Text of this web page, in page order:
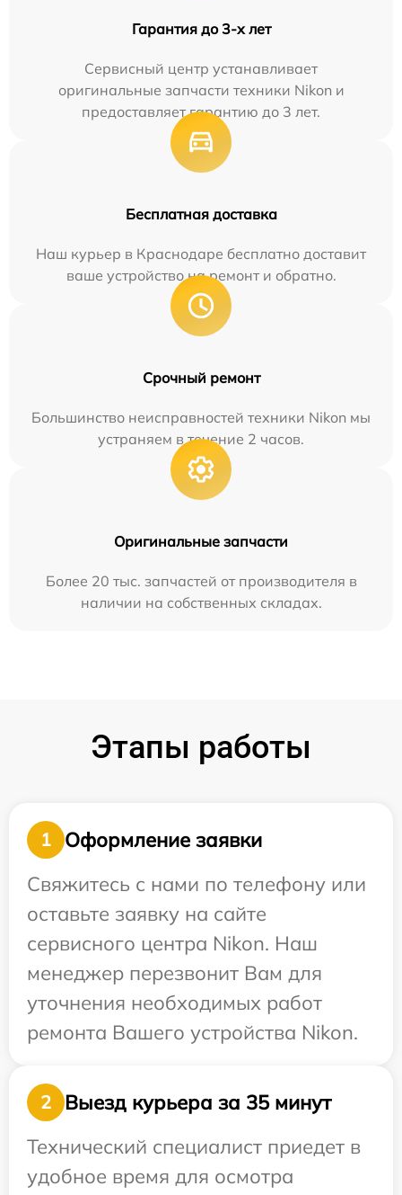
Гарантия до 3-х лет
Сервисный центр устанавливает
оригинальные запчасти техники Nikon и
предоставляет гарантию до 3 лет.
Бесплатная доставка
Наш курьер в Краснодаре бесплатно доставит
ваше устройство на ремонт и обратно.
Срочный ремонт
Большинство неисправностей техники Nikon мы
устраняем в течение 2 часов.
Оригинальные запчасти
Более 20 тыс. запчастей от производителя в
наличии на собственных складах.
Этапы работы
1
Оформление заявки
Свяжитесь с нами по телефону или
оставьте заявку на сайте
сервисного центра Nikon. Наш
менеджер перезвонит Вам для
уточнения необходимых работ
ремонта Вашего устройства Nikon.
2
Выезд курьера за 35 минут
Технический специалист приедет в
удобное время для осмотра